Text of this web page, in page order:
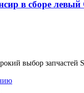
в сборе
выбор запчастей